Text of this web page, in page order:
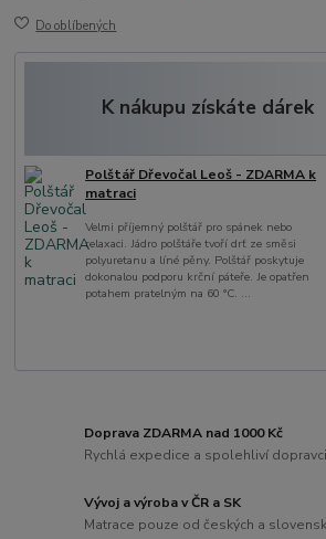
Do oblíbených
K nákupu získáte dárek
Polštář Dřevočal Leoš - ZDARMA k
matraci
Velmi příjemný polštář pro spánek nebo
relaxaci. Jádro polštáře tvoří drť ze směsi
polyuretanu a líné pěny. Polštář poskytuje
dokonalou podporu krční páteře. Je opatřen
potahem pratelným na 60 °C. ...
Doprava ZDARMA nad 1000 Kč
Rychlá expedice a spolehliví dopravci
Vývoj a výroba v ČR a SK
Matrace pouze od českých a